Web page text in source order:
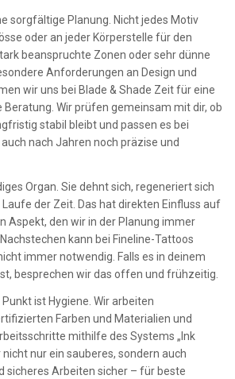
sorgfältige Planung. Nicht jedes Motiv
oder an jeder Körperstelle für den
beanspruchte Zonen oder sehr dünne
Anforderungen an Design und
wir uns bei Blade & Shade Zeit für eine
Wir prüfen gemeinsam mit dir, ob
stabil bleibt und passen es bei
nach Jahren noch präzise und
Organ. Sie dehnt sich, regeneriert sich
der Zeit. Das hat direkten Einfluss auf
Aspekt, den wir in der Planung immer
kann bei Fineline-Tattoos
immer notwendig. Falls es in deinem
besprechen wir das offen und frühzeitig.
ist Hygiene. Wir arbeiten
Farben und Materialien und
mithilfe des Systems „Ink
nicht nur ein sauberes, sondern auch
sicheres Arbeiten sicher – für beste